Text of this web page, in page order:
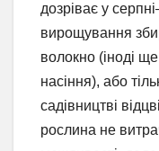
дозріває у
вирощування
волокно (іноді
насіння), або
садівництві
рослина не